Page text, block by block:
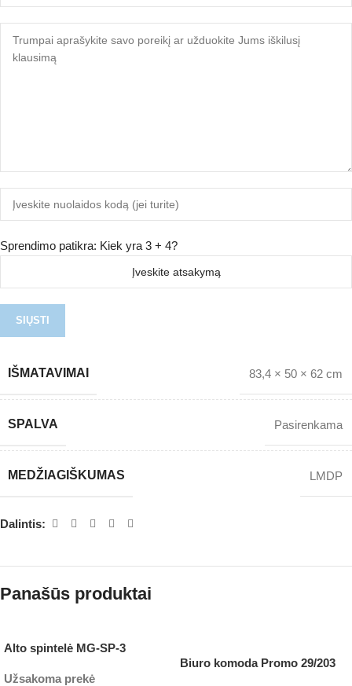
Sprendimo patikra: Kiek yra 3 + 4?
IŠMATAVIMAI 83,4 × 50 × 62 cm
SPALVA Pasirenkama
MEDŽIAGIŠKUMAS LMDP
Dalintis:
Panašūs produktai
Alto spintelė MG-SP-3
Užsakoma prekė
Biuro komoda Promo 29/203